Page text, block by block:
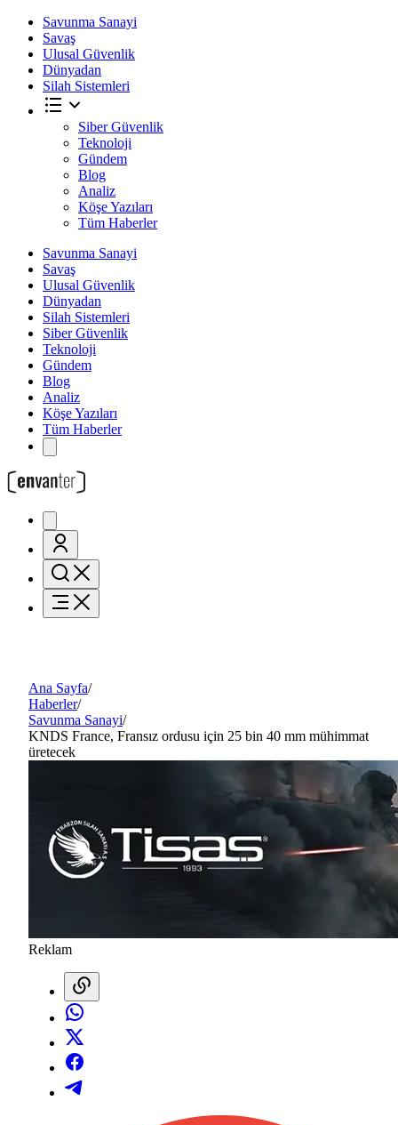
Savunma Sanayi
Savaş
Ulusal Güvenlik
Dünyadan
Silah Sistemleri
Siber Güvenlik
Teknoloji
Gündem
Blog
Analiz
Köşe Yazıları
Tüm Haberler
Savunma Sanayi
Savaş
Ulusal Güvenlik
Dünyadan
Silah Sistemleri
Siber Güvenlik
Teknoloji
Gündem
Blog
Analiz
Köşe Yazıları
Tüm Haberler
Ana Sayfa/
Haberler/
Savunma Sanayi/
KNDS France, Fransız ordusu için 25 bin 40 mm mühimmat
üretecek
Reklam